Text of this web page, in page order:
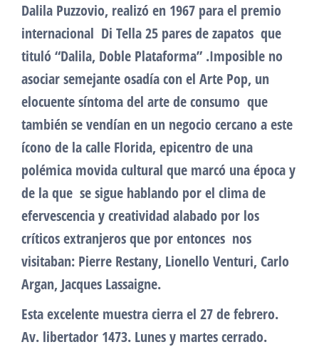
Dalila Puzzovio, realizó en 1967 para el premio
internacional Di Tella 25 pares de zapatos que
tituló “Dalila, Doble Plataforma” .Imposible no
asociar semejante osadía con el Arte Pop, un
elocuente síntoma del arte de consumo que
también se vendían en un negocio cercano a este
ícono de la calle Florida, epicentro de una
polémica movida cultural que marcó una época y
de la que se sigue hablando por el clima de
efervescencia y creatividad alabado por los
críticos extranjeros que por entonces nos
visitaban: Pierre Restany, Lionello Venturi, Carlo
Argan, Jacques Lassaigne.
Esta excelente muestra cierra el 27 de febrero.
Av. libertador 1473. Lunes y martes cerrado.